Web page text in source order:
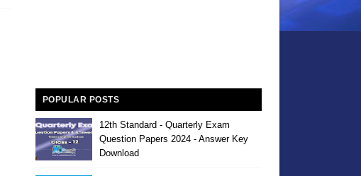
POPULAR POSTS
12th Standard - Quarterly Exam
Question Papers 2024 - Answer Key
Download